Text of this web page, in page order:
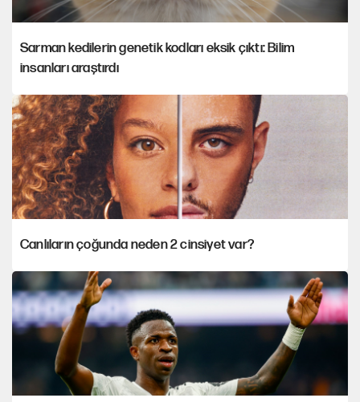
Sarman kedilerin genetik kodları eksik çıktı: Bilim
insanları araştırdı
Canlıların çoğunda neden 2 cinsiyet var?